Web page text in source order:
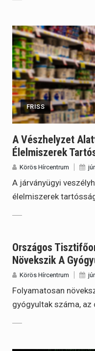
FRISS
A Vészhelyzet
Élelmiszerek
Körös Hírcentrum
A járványügyi
élelmiszerek
Országos
Növekszik A
Körös Hírcentrum
Folyamatosan
gyógyultak száma,